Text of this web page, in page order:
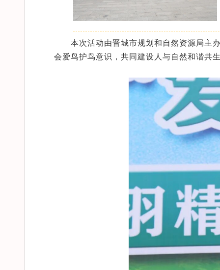
本次活动由晋城市规划和自然资源局主
会爱鸟护鸟意识，共同建设人与自然和谐共